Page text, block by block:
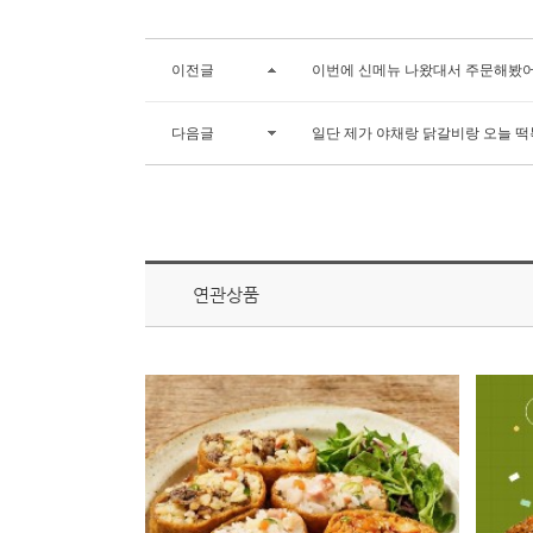
이전글 이번에 신메뉴 나왔대서 주문해봤
다음글 일단 제가 야채랑 닭갈비랑 오늘 떡
연관상품